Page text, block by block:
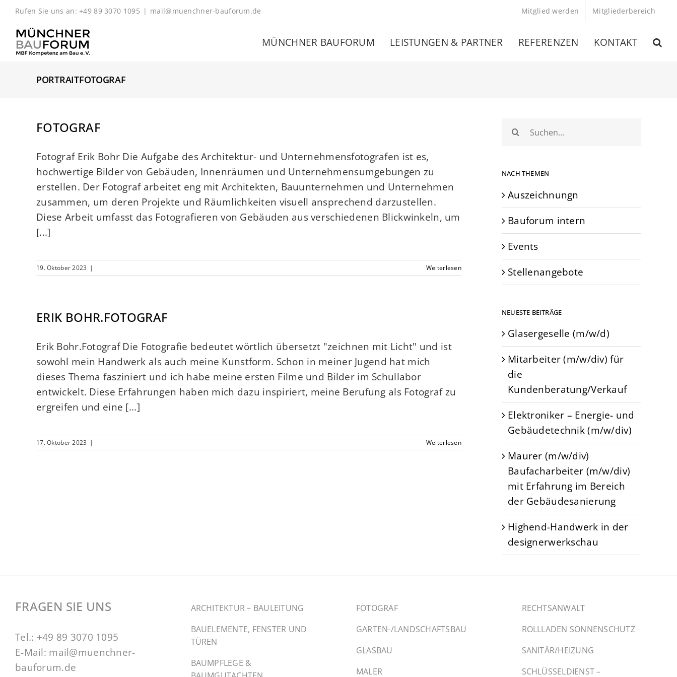
Zum
springen
Rufen Sie uns an: +49 89 3070 1095 | mail@muenchner-bauforum.de Mitglied werden Mitgliederbereich
MÜNCHNER BAUFORUM LEISTUNGEN & PARTNER REFERENZEN KONTAKT
PORTRAITFOTOGRAF
FOTOGRAF
Fotograf Erik Bohr Die Aufgabe des Architektur- und Unternehmensfotografen ist es,
hochwertige Bilder von Gebäuden, Innenräumen und Unternehmensumgebungen zu
erstellen. Der Fotograf arbeitet eng mit Architekten, Bauunternehmen und Unternehmen
zusammen, um deren Projekte und Räumlichkeiten visuell ansprechend darzustellen.
Diese Arbeit umfasst das Fotografieren von Gebäuden aus verschiedenen Blickwinkeln, um
[...]
19. Oktober 2023 | Weiterlesen
ERIK BOHR.FOTOGRAF
Erik Bohr.Fotograf Die Fotografie bedeutet wörtlich übersetzt "zeichnen mit Licht" und ist
sowohl mein Handwerk als auch meine Kunstform. Schon in meiner Jugend hat mich
dieses Thema fasziniert und ich habe meine ersten Filme und Bilder im Schullabor
entwickelt. Diese Erfahrungen haben mich dazu inspiriert, meine Berufung als Fotograf zu
ergreifen und eine [...]
17. Oktober 2023 | Weiterlesen
Suche
nach:
NACH THEMEN
Auszeichnungn
Bauforum intern
Events
Stellenangebote
NEUESTE BEITRÄGE
Glasergeselle (m/w/d)
Mitarbeiter (m/w/div) für
die
Kundenberatung/Verkauf
Elektroniker – Energie- und
Gebäudetechnik (m/w/div)
Maurer (m/w/div)
Baufacharbeiter (m/w/div)
mit Erfahrung im Bereich
der Gebäudesanierung
Highend-Handwerk in der
designerwerkschau
FRAGEN SIE UNS
Tel.: +49 89 3070 1095
E-Mail: mail@muenchner-
bauforum.de
ARCHITEKTUR – BAULEITUNG
BAUELEMENTE, FENSTER UND
TÜREN
BAUMPFLEGE &
FOTOGRAF
GARTEN-/LANDSCHAFTSBAU
GLASBAU
MALER
RECHTSANWALT
ROLLLADEN SONNENSCHUTZ
SANITÄR/HEIZUNG
SCHLÜSSELDIENST –